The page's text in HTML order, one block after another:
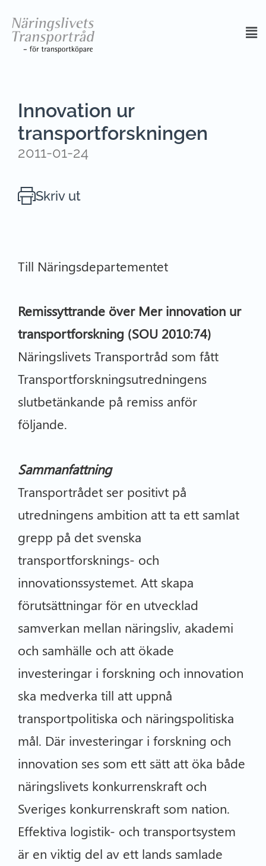
Innovation ur
transportforskningen
2011-01-24
Skriv ut
Till Näringsdepartementet
Remissyttrande över Mer innovation ur
transportforskning (SOU 2010:74)
Näringslivets Transportråd som fått
Transportforskningsutredningens
slutbetänkande på remiss anför
följande.
Sammanfattning
Transportrådet ser positivt på
utredningens ambition att ta ett samlat
grepp på det svenska
transportforsknings- och
innovationssystemet. Att skapa
förutsättningar för en utvecklad
samverkan mellan näringsliv, akademi
och samhälle och att ökade
investeringar i forskning och innovation
ska medverka till att uppnå
transportpolitiska och näringspolitiska
mål. Där investeringar i forskning och
innovation ses som ett sätt att öka både
näringslivets konkurrenskraft och
Sveriges konkurrenskraft som nation.
Effektiva logistik- och transportsystem
är en viktig del av ett lands samlade